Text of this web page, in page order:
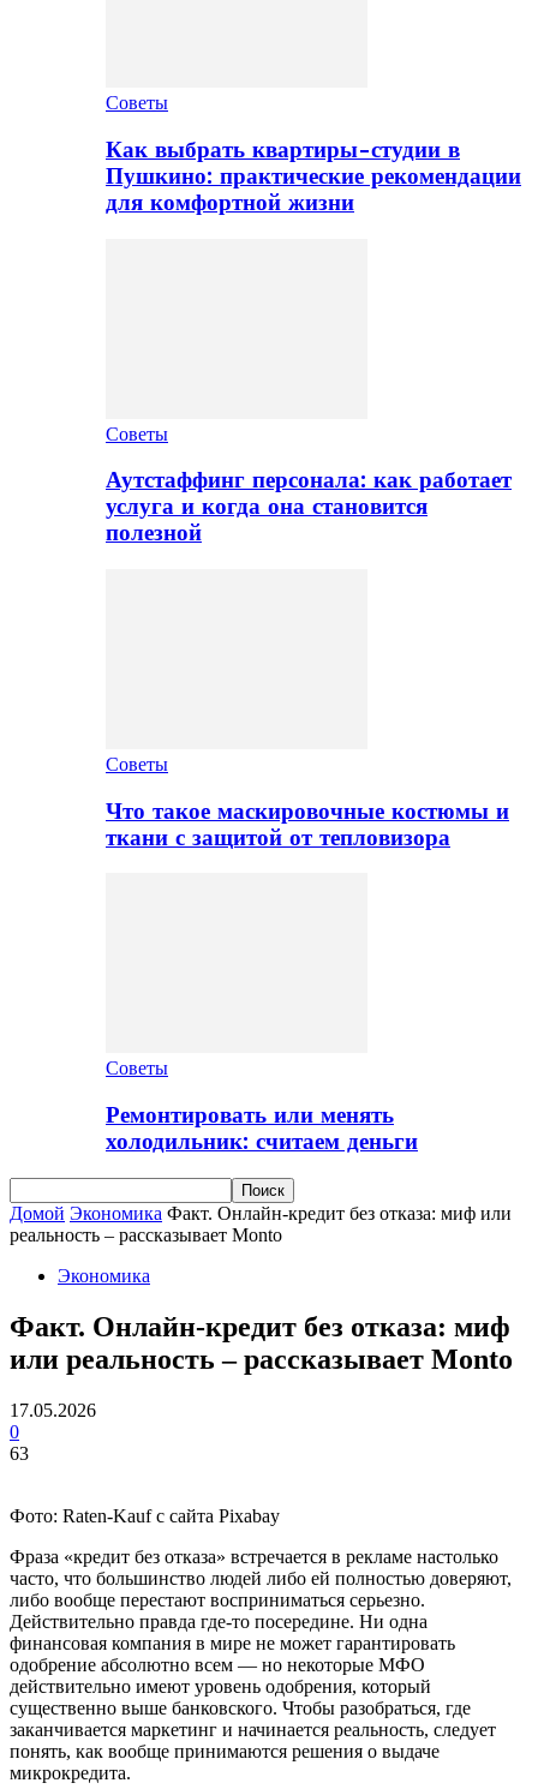
Советы
Как выбрать квартиры-студии в
Пушкино: практические рекомендации
для комфортной жизни
Советы
Аутстаффинг персонала: как работает
услуга и когда она становится
полезной
Советы
Что такое маскировочные костюмы и
ткани с защитой от тепловизора
Советы
Ремонтировать или менять
холодильник: считаем деньги
Домой Экономика Факт. Онлайн-кредит без отказа: миф или
реальность – рассказывает Monto
Экономика
Факт. Онлайн-кредит без отказа: миф
или реальность – рассказывает Monto
17.05.2026
0
63
Фото: Raten-Kauf с сайта Pixabay
Фраза «кредит без отказа» встречается в рекламе настолько
часто, что большинство людей либо ей полностью доверяют,
либо вообще перестают восприниматься серьезно.
Действительно правда где-то посередине. Ни одна
финансовая компания в мире не может гарантировать
одобрение абсолютно всем — но некоторые МФО
действительно имеют уровень одобрения, который
существенно выше банковского. Чтобы разобраться, где
заканчивается маркетинг и начинается реальность, следует
понять, как вообще принимаются решения о выдаче
микрокредита.